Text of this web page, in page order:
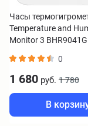
Часы
Temperature and
Monitor 3
0
1 680 руб. 1 780
В